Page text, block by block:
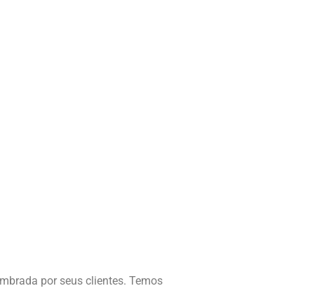
por seus clientes. Temos